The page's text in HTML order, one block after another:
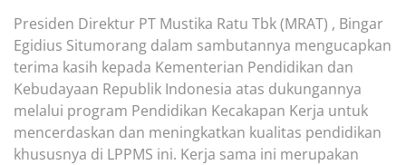
Presiden Direktur PT Mustika Ratu Tbk (MRAT) , Bingar
Egidius Situmorang dalam sambutannya mengucapkan
terima kasih kepada Kementerian Pendidikan dan
Kebudayaan Republik Indonesia atas dukungannya
melalui program Pendidikan Kecakapan Kerja untuk
mencerdaskan dan meningkatkan kualitas pendidikan
khususnya di LPPMS ini. Kerja sama ini merupakan